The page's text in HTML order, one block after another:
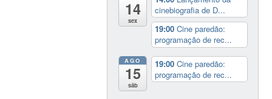
14
sex
cinebiografia de D...
19:00Cine paredão:
programação de rec...
AGO
15
sáb
19:00Cine paredão:
programação de rec...